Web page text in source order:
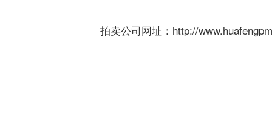
拍卖公司网址： http://